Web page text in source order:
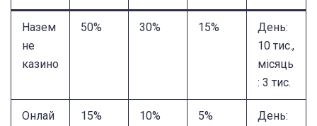
Назем
не
казино
50% 30% 15%
День:
10 тис.,
місяць
: 3 тис.
Онлай
15% 10% 5%
День: